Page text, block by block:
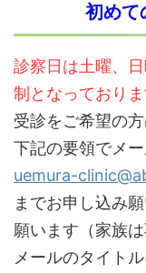
初めて
診察日は土曜、
制となっておりま
受診をご希望の方
下記の要領でメー
uemura-
までお申し込み
願います（家族は
メールのタイト